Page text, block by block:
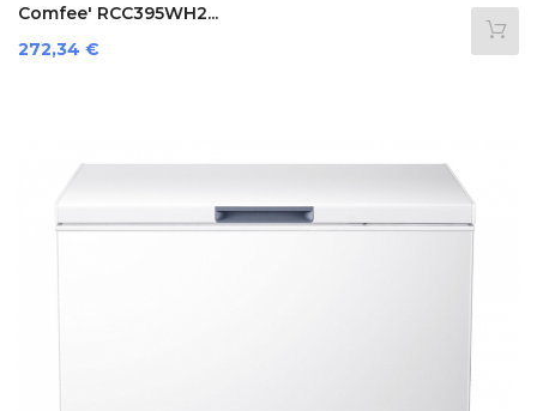
Comfee' RCC395WH2...
Prezzo
272,34 €